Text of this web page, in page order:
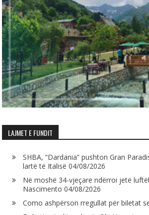
LAJMET E FUNDIT
SHBA, “Dardania” pushton Gran
lartë të Italisë 04/08/2026
Në moshë 34-vjeçare ndërroi jetë
Nascimento 04/08/2026
Como ashpërson rregullat për biletat